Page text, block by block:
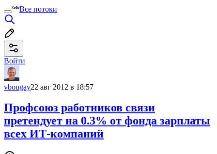
Все потоки
Войти
vbougay22 авг 2012 в 18:57
Профсоюз работников связи
претендует на 0.3% от фонда зарплаты
всех ИТ-компаний